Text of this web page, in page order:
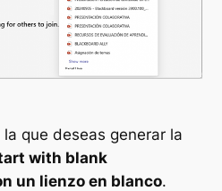
que deseas generar la
with blank
un lienzo en blanco.